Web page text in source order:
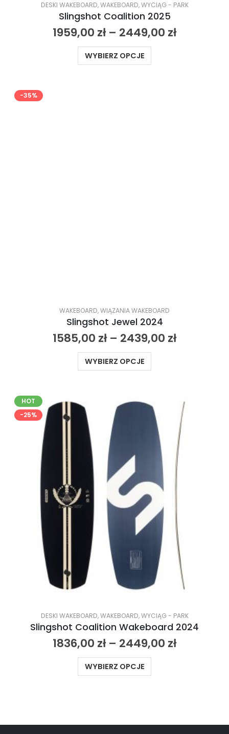
DESKI WAKEBOARD,WAKEBOARD,WYCIĄG - PARK
Slingshot Coalition 2025
1959,00 zł – 2449,00 zł
WYBIERZ OPCJE
-35%
WAKEBOARD,WIĄZANIA WAKEBOARD
Slingshot Jewel 2024
1585,00 zł – 2439,00 zł
WYBIERZ OPCJE
HOT
-25%
DESKI WAKEBOARD,WAKEBOARD,WYCIĄG - PARK
Slingshot Coalition Wakeboard 2024
1836,00 zł – 2449,00 zł
WYBIERZ OPCJE